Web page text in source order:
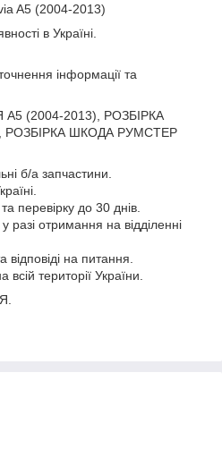
A5 (2004-2013)
в Україні.
інформації та
(2004-2013), РОЗБІРКА
РОЗБІРКА ШКОДА РУМСТЕР
б/а запчастини.
перевірку до 30 днів.
разі отримання на відділенні
на питання.
території України.